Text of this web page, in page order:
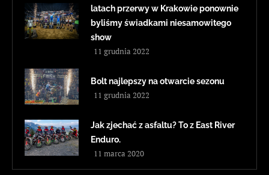
latach przerwy w Krakowie ponownie
byliśmy świadkami niesamowitego
show
11 grudnia 2022
Bolt najlepszy na otwarcie sezonu
11 grudnia 2022
Jak zjechać z asfaltu? To z East River
Enduro.
11 marca 2020